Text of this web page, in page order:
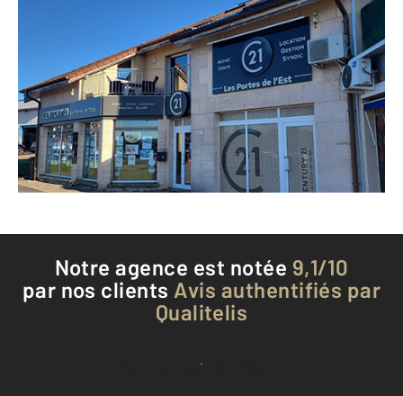
CENTURY 21 Les Portes de l'Est
11 rue Philippe Goudey
EXINCOURT - 25400
Envoyer un message
Téléphoner à l'agence
Notre agence est notée 9,1/10
par nos clients Avis authentifiés par
Qualitelis
Voir tous les avis clients